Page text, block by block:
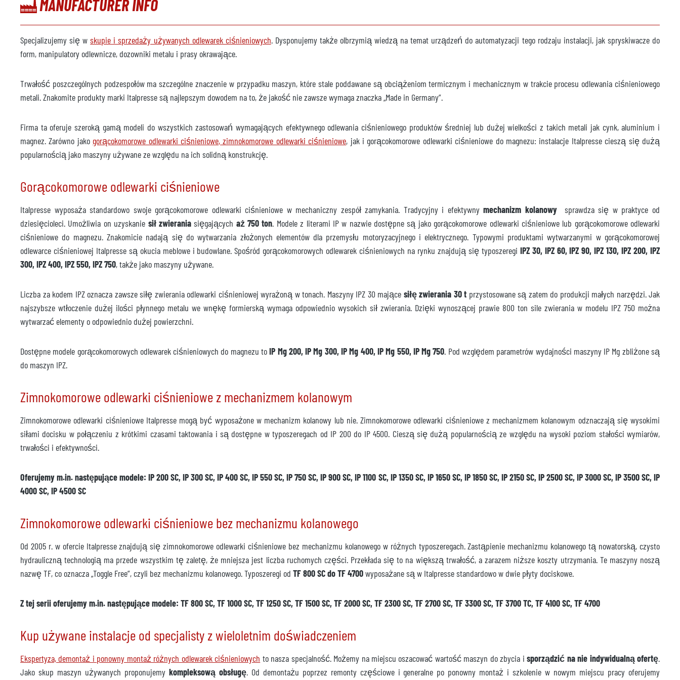
Producent
Rok
Producent
Österle
Rok
2008
Robot odlewniczy
dostępny
Model
KR 60 L45 -3F
System sterowania
Rok
2008
Prasa do przycinania
dostępna
Model
SEP12/7-4-35
Rok
2008
Jednostka kontroli temperatury
niedostępny
Model
Rok
Czas dostawy
Kwiecień 2025 r.
MANUFACTURER INFO
Specjalizujemy się wskupie i sprzedaży używanych odlewarek ciśnieniowych. Dysponujemy także olbrzymią wiedzą na temat urządzeń do automatyzacji tego rodzaju instalacji, jak spryskiwacze do
form, manipulatory odlewnicze, dozowniki metalu i prasy okrawające.
Trwałość poszczególnych podzespołów ma szczególne znaczenie w przypadku maszyn, które stale poddawane są obciążeniom termicznym i mechanicznym w trakcie procesu odlewania ciśnieniowego
metali. Znakomite produkty marki Italpresse są najlepszym dowodem na to, że jakość nie zawsze wymaga znaczka „Made in Germany”.
Firma ta oferuje szeroką gamą modeli do wszystkich zastosowań wymagających efektywnego odlewania ciśnieniowego produktów średniej lub dużej wielkości z takich metali jak cynk, aluminium i
magnez. Zarówno jako gorącokomorowe odlewarki ciśnieniowe, zimnokomorowe odlewarki ciśnieniowe, jak i gorącokomorowe odlewarki ciśnieniowe do magnezu: instalacje Italpresse cieszą się dużą
popularnością jako maszyny używane ze względu na ich solidną konstrukcję.
Gorącokomorowe odlewarki ciśnieniowe
Italpresse wyposaża standardowo swoje gorącokomorowe odlewarki ciśnieniowe w mechaniczny zespół zamykania. Tradycyjny i efektywnymechanizm kolanowysprawdza się w praktyce od
dziesięcioleci. Umożliwia on uzyskanie sił zwieraniasięgających aż 750 ton. Modele z literami IP w nazwie dostępne są jako gorącokomorowe odlewarki ciśnieniowe lub gorącokomorowe odlewarki
ciśnieniowe do magnezu. Znakomicie nadają się do wytwarzania złożonych elementów dla przemysłu motoryzacyjnego i elektrycznego. Typowymi produktami wytwarzanymi w gorącokomorowej
odlewarce ciśnieniowej Italpresse są okucia meblowe i budowlane. Spośród gorącokomorowych odlewarek ciśnieniowych na rynku znajdują się typoszeregi IPZ 30, IPZ 60, IPZ 90, IPZ 130, IPZ 200, IPZ
300, IPZ 400, IPZ 550, IPZ 750, także jako maszyny używane.
Liczba za kodem IPZ oznacza zawsze siłę zwierania odlewarki ciśnieniowej wyrażoną w tonach. Maszyny IPZ 30 mające siłę zwierania 30 t przystosowane są zatem do produkcji małych narzędzi. Jak
najszybsze wtłoczenie dużej ilości płynnego metalu we wnękę formierską wymaga odpowiednio wysokich sił zwierania. Dzięki wynoszącej prawie 800 ton sile zwierania w modelu IPZ 750 można
wytwarzać elementy o odpowiednio dużej powierzchni.
Dostępne modele gorącokomorowych odlewarek ciśnieniowych do magnezu toIP Mg 200, IP Mg 300, IP Mg 400, IP Mg 550, IP Mg 750. Pod względem parametrów wydajności maszyny IP Mg zbliżone są
do maszyn IPZ.
Zimnokomorowe odlewarki ciśnieniowe z mechanizmem kolanowym
Zimnokomorowe odlewarki ciśnieniowe Italpresse mogą być wyposażone w mechanizm kolanowy lub nie. Zimnokomorowe odlewarki ciśnieniowe z mechanizmem kolanowym odznaczają się wysokimi
siłami docisku w połączeniu z krótkimi czasami taktowania i są dostępne w typoszeregach od IP 200 do IP 4500. Cieszą się dużą popularnością ze względu na wysoki poziom stałości wymiarów,
trwałości i efektywności.
Oferujemy m.in. następujące modele: IP 200 SC, IP 300 SC, IP 400 SC, IP 550 SC, IP 750 SC, IP 900 SC, IP 1100 SC, IP 1350 SC, IP 1650 SC, IP 1850 SC, IP 2150 SC, IP 2500 SC, IP 3000 SC, IP 3500 SC, IP
4000 SC, IP 4500 SC
Zimnokomorowe odlewarki ciśnieniowe bez mechanizmu kolanowego
Od 2005 r. w ofercie Italpresse znajdują się zimnokomorowe odlewarki ciśnieniowe bez mechanizmu kolanowego w różnych typoszeregach. Zastąpienie mechanizmu kolanowego tą nowatorską, czysto
hydrauliczną technologią ma przede wszystkim tę zaletę, że mniejsza jest liczba ruchomych części. Przekłada się to na większą trwałość, a zarazem niższe koszty utrzymania. Te maszyny noszą
nazwę TF, co oznacza „Toggle Free”, czyli bez mechanizmu kolanowego. Typoszeregi od TF 800 SC do TF 4700wyposażane są w Italpresse standardowo w dwie płyty dociskowe.
Z tej serii oferujemy m.in. następujące modele: TF 800 SC, TF 1000 SC, TF 1250 SC, TF 1500 SC, TF 2000 SC, TF 2300 SC, TF 2700 SC, TF 3300 SC, TF 3700 TC, TF 4100 SC, TF 4700
Kup używane instalacje od specjalisty z wieloletnim doświadczeniem
Ekspertyza, demontaż i ponowny montaż różnych odlewarek ciśnieniowych to nasza specjalność. Możemy na miejscu oszacować wartość maszyn do zbycia isporządzić na nie indywidualną ofertę.
Jako skup maszyn używanych proponujemy kompleksową obsługę. Od demontażu poprzez remonty częściowe i generalne po ponowny montaż i szkolenie w nowym miejscu pracy oferujemy